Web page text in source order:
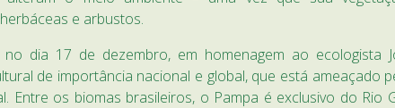
e arbustos.
dia 17 de dezembro, em homenagem ao ecologista
de importância nacional e global, que está ameaçado
Entre os biomas brasileiros, o Pampa é exclusivo do Rio